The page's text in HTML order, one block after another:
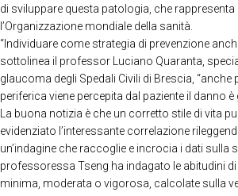
di sviluppare questa patologia, che
l’Organizzazione mondiale della sanità.
“Individuare come strategia di prevenzione
sottolinea il professor Luciano Quaranta,
glaucoma degli Spedali Civili di Brescia,
periferica viene percepita dal paziente il danno è
La buona notizia è che un corretto stile di vita
evidenziato l’interessante correlazione
un’indagine che raccoglie e incrocia i dati sulla
professoressa Tseng ha indagato le abitudini
minima, moderata o vigorosa, calcolate sulla